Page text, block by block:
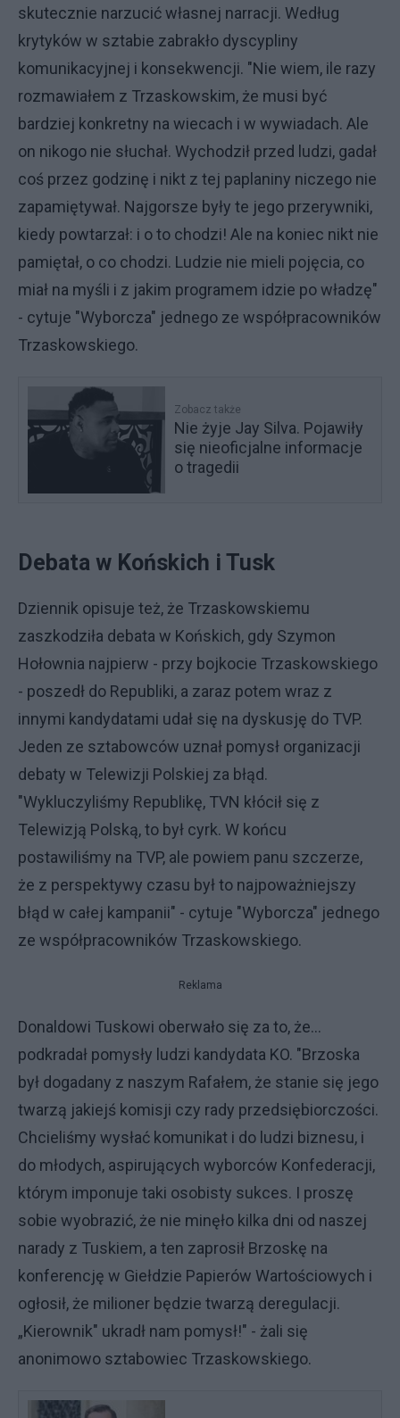
skutecznie narzucić własnej narracji. Według
krytyków w sztabie zabrakło dyscypliny
komunikacyjnej i konsekwencji. "Nie wiem, ile razy
rozmawiałem z Trzaskowskim, że musi być
bardziej konkretny na wiecach i w wywiadach. Ale
on nikogo nie słuchał. Wychodził przed ludzi, gadał
coś przez godzinę i nikt z tej paplaniny niczego nie
zapamiętywał. Najgorsze były te jego przerywniki,
kiedy powtarzał: i o to chodzi! Ale na koniec nikt nie
pamiętał, o co chodzi. Ludzie nie mieli pojęcia, co
miał na myśli i z jakim programem idzie po władzę"
- cytuje "Wyborcza" jednego ze współpracowników
Trzaskowskiego.
Zobacz także
Nie żyje Jay Silva. Pojawiły
się nieoficjalne informacje
o tragedii
Debata w Końskich i Tusk
Dziennik opisuje też, że Trzaskowskiemu
zaszkodziła debata w Końskich, gdy Szymon
Hołownia najpierw - przy bojkocie Trzaskowskiego
- poszedł do Republiki, a zaraz potem wraz z
innymi kandydatami udał się na dyskusję do TVP.
Jeden ze sztabowców uznał pomysł organizacji
debaty w Telewizji Polskiej za błąd.
"Wykluczyliśmy Republikę, TVN kłócił się z
Telewizją Polską, to był cyrk. W końcu
postawiliśmy na TVP, ale powiem panu szczerze,
że z perspektywy czasu był to najpoważniejszy
błąd w całej kampanii" - cytuje "Wyborcza" jednego
ze współpracowników Trzaskowskiego.
Reklama
Donaldowi Tuskowi oberwało się za to, że...
podkradał pomysły ludzi kandydata KO. "Brzoska
był dogadany z naszym Rafałem, że stanie się jego
twarzą jakiejś komisji czy rady przedsiębiorczości.
Chcieliśmy wysłać komunikat i do ludzi biznesu, i
do młodych, aspirujących wyborców Konfederacji,
którym imponuje taki osobisty sukces. I proszę
sobie wyobrazić, że nie minęło kilka dni od naszej
narady z Tuskiem, a ten zaprosił Brzoskę na
konferencję w Giełdzie Papierów Wartościowych i
ogłosił, że milioner będzie twarzą deregulacji.
„Kierownik" ukradł nam pomysł!" - żali się
anonimowo sztabowiec Trzaskowskiego.